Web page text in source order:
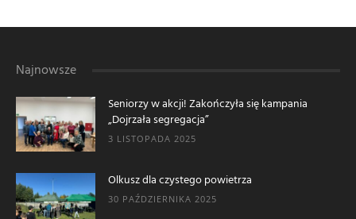
Najnowsze
Seniorzy w akcji! Zakończyła się kampania
„Dojrzała segregacja”
3 LISTOPADA 2025
Olkusz dla czystego powietrza
30 PAŹDZIERNIKA 2025